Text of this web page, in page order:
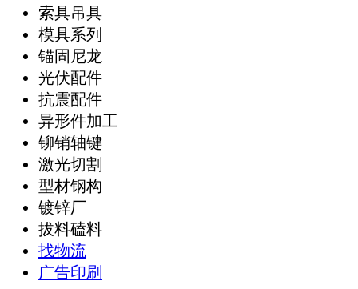
索具吊具
模具系列
锚固尼龙
光伏配件
抗震配件
异形件加工
铆销轴键
激光切割
型材钢构
镀锌厂
拔料磕料
找物流
广告印刷